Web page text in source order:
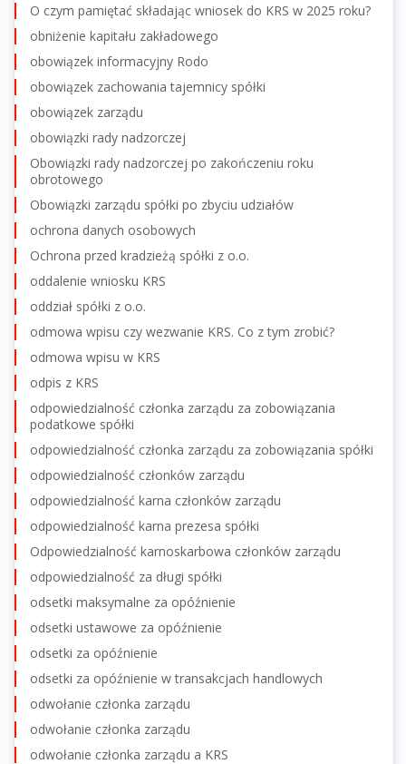
O czym pamiętać składając wniosek do KRS w 2025 roku?
obniżenie kapitału zakładowego
obowiązek informacyjny Rodo
obowiązek zachowania tajemnicy spółki
obowiązek zarządu
obowiązki rady nadzorczej
Obowiązki rady nadzorczej po zakończeniu roku
obrotowego
Obowiązki zarządu spółki po zbyciu udziałów
ochrona danych osobowych
Ochrona przed kradzieżą spółki z o.o.
oddalenie wniosku KRS
oddział spółki z o.o.
odmowa wpisu czy wezwanie KRS. Co z tym zrobić?
odmowa wpisu w KRS
odpis z KRS
odpowiedzialność członka zarządu za zobowiązania
podatkowe spółki
odpowiedzialność członka zarządu za zobowiązania spółki
odpowiedzialność członków zarządu
odpowiedzialność karna członków zarządu
odpowiedzialność karna prezesa spółki
Odpowiedzialność karnoskarbowa członków zarządu
odpowiedzialność za długi spółki
odsetki maksymalne za opóźnienie
odsetki ustawowe za opóźnienie
odsetki za opóźnienie
odsetki za opóźnienie w transakcjach handlowych
odwołanie członka zarządu
odwołanie członka zarządu
odwołanie członka zarządu a KRS